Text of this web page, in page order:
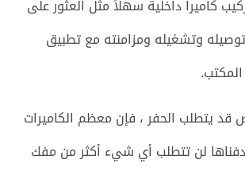
كاميرا داخلية سهلاً مثل العثور على
وتشغيله ومزامنته مع تطبيق
يتطلب الحفر ، فإن معظم الكاميرات
لن تتطلب أي شيء أكثر من مفك